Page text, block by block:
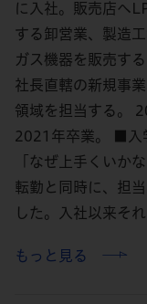
に入社。販売店へ
する卸営業、製造
ガス機器を販売す
社長直轄の新規事
領域を担当する。
2021年卒業。 ■入
「なぜ上手くいか
転勤と同時に、担
した。入社以来そ
もっと見る